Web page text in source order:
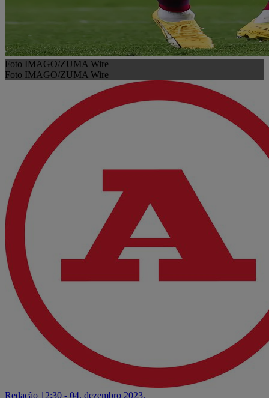
Foto IMAGO/ZUMA Wire
Foto IMAGO/ZUMA Wire
Redação 12:30 - 04. dezembro 2023.